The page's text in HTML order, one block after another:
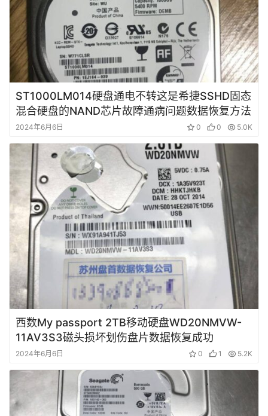
ST1000LM014硬盘通电不转这是希捷SSHD固态
混合硬盘的NAND芯片故障通病问题数据恢复方法
2024年6月6日 0 0 5.0K
西数My passport 2TB移动硬盘WD20NMVW-
11AV3S3磁头损坏划伤盘片数据恢复成功
2024年6月6日 0 1 5.2K